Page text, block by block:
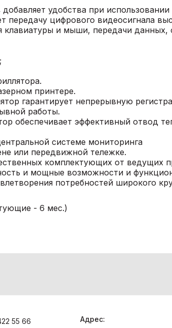
удобства при использовании
передачу цифрового видеосигнала
клавиатуры и мыши, передачи
принтере.
гарантирует непрерывную
работы.
обеспечивает эффективный отвод
системе мониторинга
или передвижной тележке.
комплектующих от ведущих
и мощные возможности и
потребностей широкого
- 6 мес.)
55 66 Адрес: